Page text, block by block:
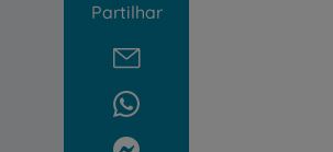
Partilhar